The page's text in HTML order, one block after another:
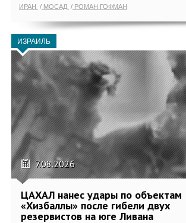
ИРАН МОСАД РОМАН ГОФМАН
ИЗРАИЛЬ
7.08.2026
ЦАХАЛ нанес удары по объектам
«Хизбаллы» после гибели двух
резервистов на юге Ливана